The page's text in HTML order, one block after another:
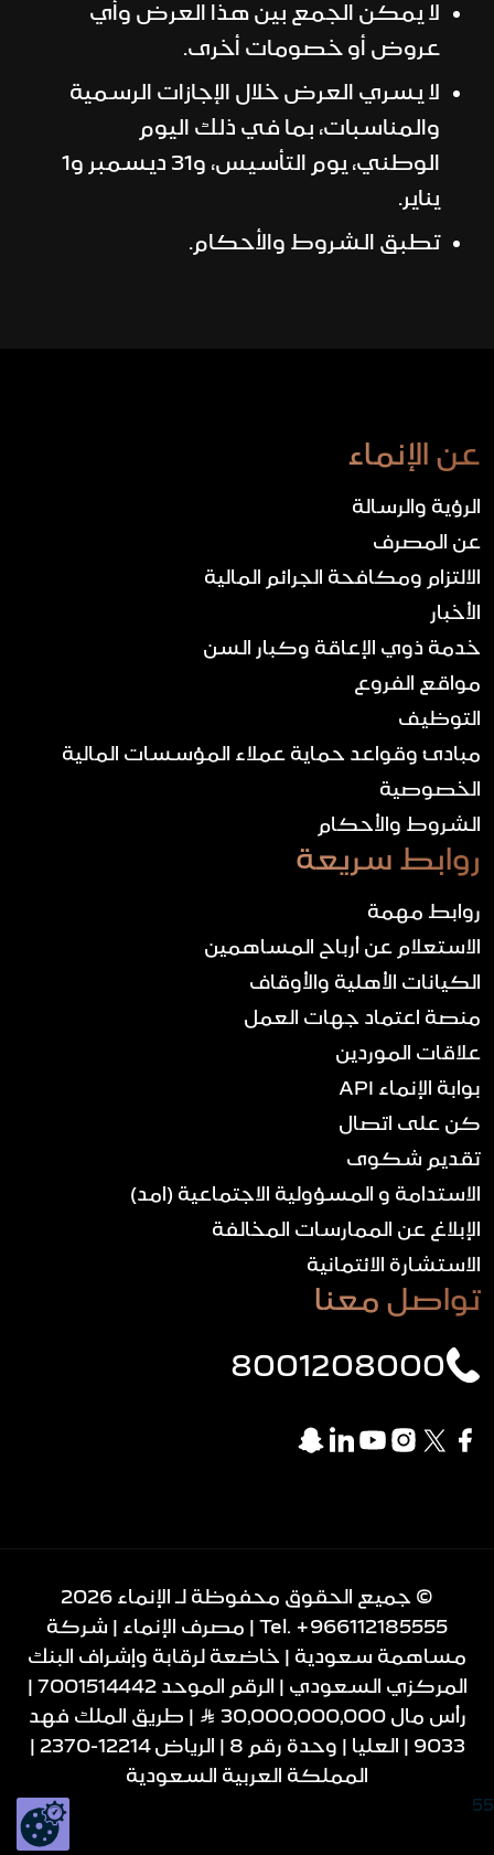
لا يمكن الجمع بين هذا العرض وأي
عروض أو خصومات أخرى.
لا يسري العرض خلال الإجازات الرسمية
والمناسبات، بما في ذلك اليوم
الوطني، يوم التأسيس، و31 ديسمبر و1
يناير.
تطبق الشروط والأحكام.
عن الإنماء
الرؤية والرسالة
عن المصرف
الالتزام ومكافحة الجرائم المالية
الأخبار
خدمة ذوي الإعاقة وكبار السن
مواقع الفروع
التوظيف
مبادئ وقواعد حماية عملاء المؤسسات المالية
الخصوصية
الشروط والأحكام
روابط سريعة
روابط مهمة
الاستعلام عن أرباح المساهمين
الكيانات الأهلية والأوقاف
منصة اعتماد جهات العمل
علاقات الموردين
بوابة الإنماء API
كن على اتصال
تقديم شكوى
الاستدامة و المسؤولية الاجتماعية (امد)
الإبلاغ عن الممارسات المخالفة
الاستشارة الائتمانية
تواصل معنا
8001208000
© جميع الحقوق محفوظة لـ الإنماء 2026
Tel. +966112185555
| مصرف الإنماء | شركة
مساهمة سعودية | خاضعة لرقابة وإشراف البنك
المركزي السعودي | الرقم الموحد 7001514442 |
رأس مال 30,000,000,000 Ʀ | طريق الملك فهد
9033 | العليا | وحدة رقم 8 | الرياض 12214-2370 |
المملكة العربية السعودية
55